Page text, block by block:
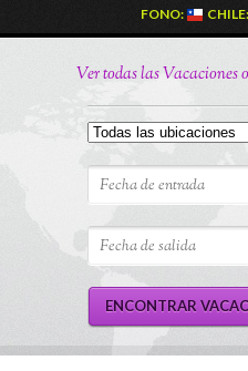
FONO:
Ver todas las Vacaciones